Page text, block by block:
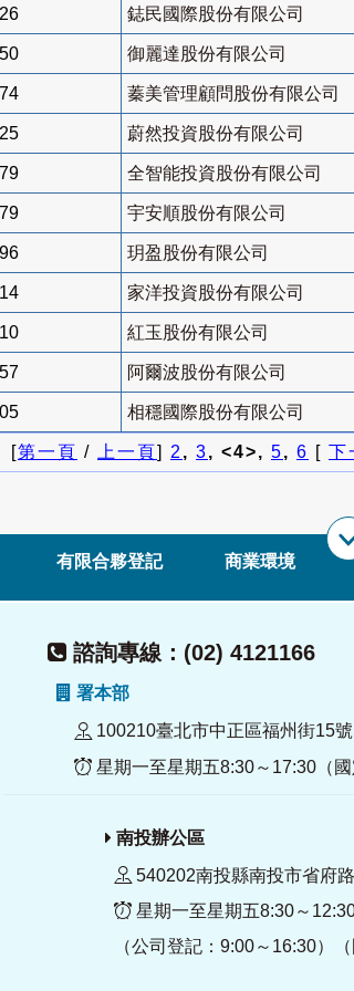
鋕民國際股份有限公司
御麗達股份有限公司
蓁美管理顧問股份有限公司
蔚然投資股份有限公司
全智能投資股份有限公司
宇安順股份有限公司
玥盈股份有限公司
家洋投資股份有限公司
紅玉股份有限公司
阿爾波股份有限公司
相穩國際股份有限公司
[第一頁 / 上一頁] 2, 3, <4>, 5, 6 [ 下
有限合夥登記 商業環境
諮詢專線：(02) 4121166
署本部
100210臺北市中正區福州街15號
星期一至星期五8:30～17:30（國
南投辦公區
540202南投縣南投市省府
星期一至星期五8:30～
（公司登記：9:00～16:30）（